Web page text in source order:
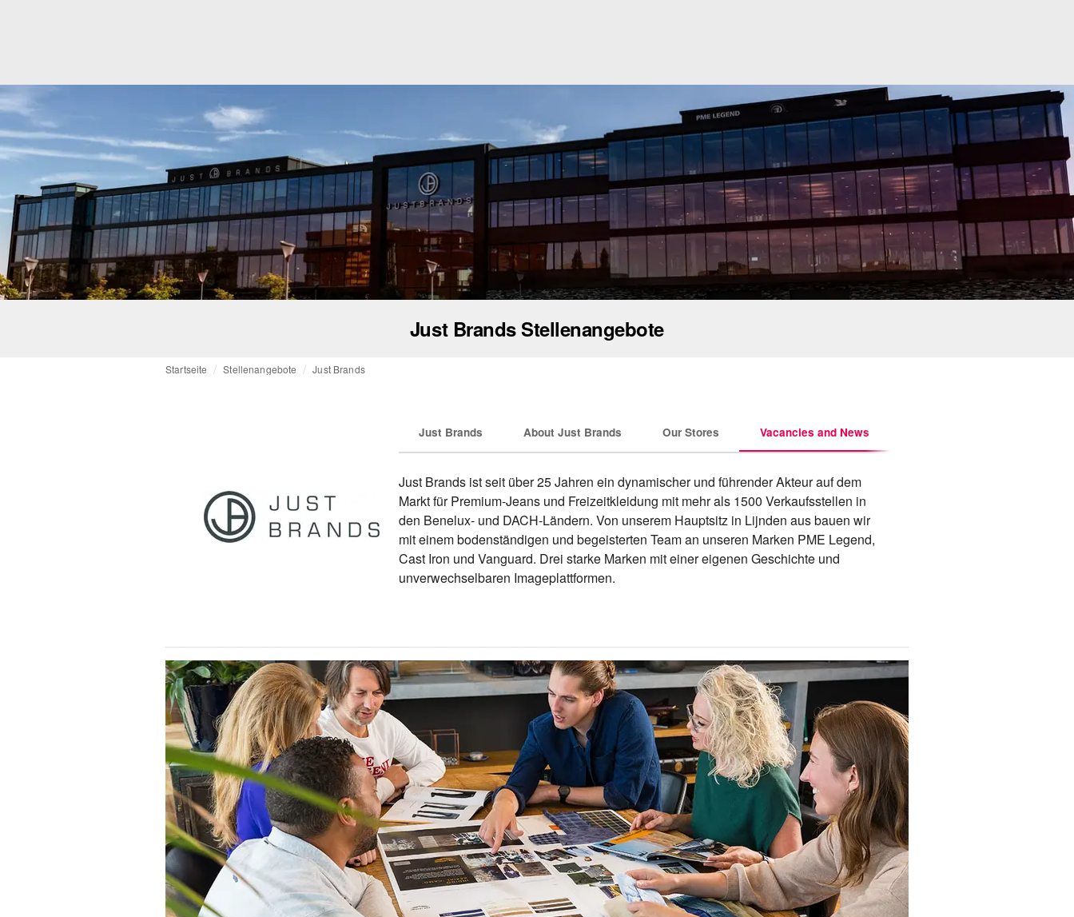
Just Brands Stellenangebote
Startseite Stellenangebote Just Brands
Just Brands About Just Brands Our Stores Vacancies and News
Just Brands ist seit über 25 Jahren ein dynamischer und führender Akteur auf dem
Markt für Premium-Jeans und Freizeitkleidung mit mehr als 1500 Verkaufsstellen in
den Benelux- und DACH-Ländern. Von unserem Hauptsitz in Lijnden aus bauen wir
mit einem bodenständigen und begeisterten Team an unseren Marken PME Legend,
Cast Iron und Vanguard. Drei starke Marken mit einer eigenen Geschichte und
unverwechselbaren Imageplattformen.